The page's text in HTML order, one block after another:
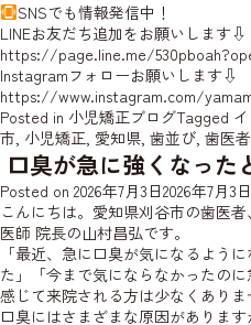
SNSでも情報発信中！
LINEお友だち追加をお願いします⇩
https://page.line.me/
Instagramフォローお願いします⇩
https://www.instagram.com/
Posted in 小児矯正ブログTagged
市, 小児矯正, 愛知県, 歯並び, 歯医者
口臭が急に強くなった
Posted on 2026年7月3日2026年7月3日
こんにちは。愛知県刈谷市の歯医
医師 院長の山村昌弘です。
「最近、急に口臭が気になるよう
た」「今まで気にならなかったの
感じて来院される方は少なくありま
口臭にはさまざまな原因がありま